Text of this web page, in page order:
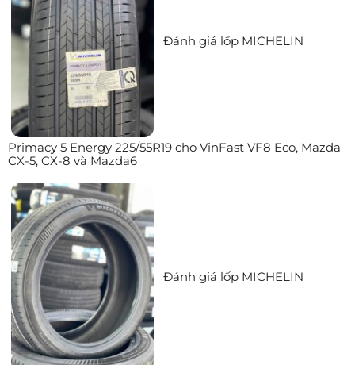
Đánh giá lốp MICHELIN
Primacy 5 Energy 225/55R19 cho VinFast VF8 Eco, Mazda
CX-5, CX-8 và Mazda6
Đánh giá lốp MICHELIN